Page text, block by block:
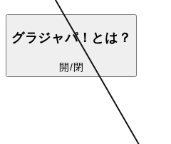
グラジャパ！とは？
開/閉